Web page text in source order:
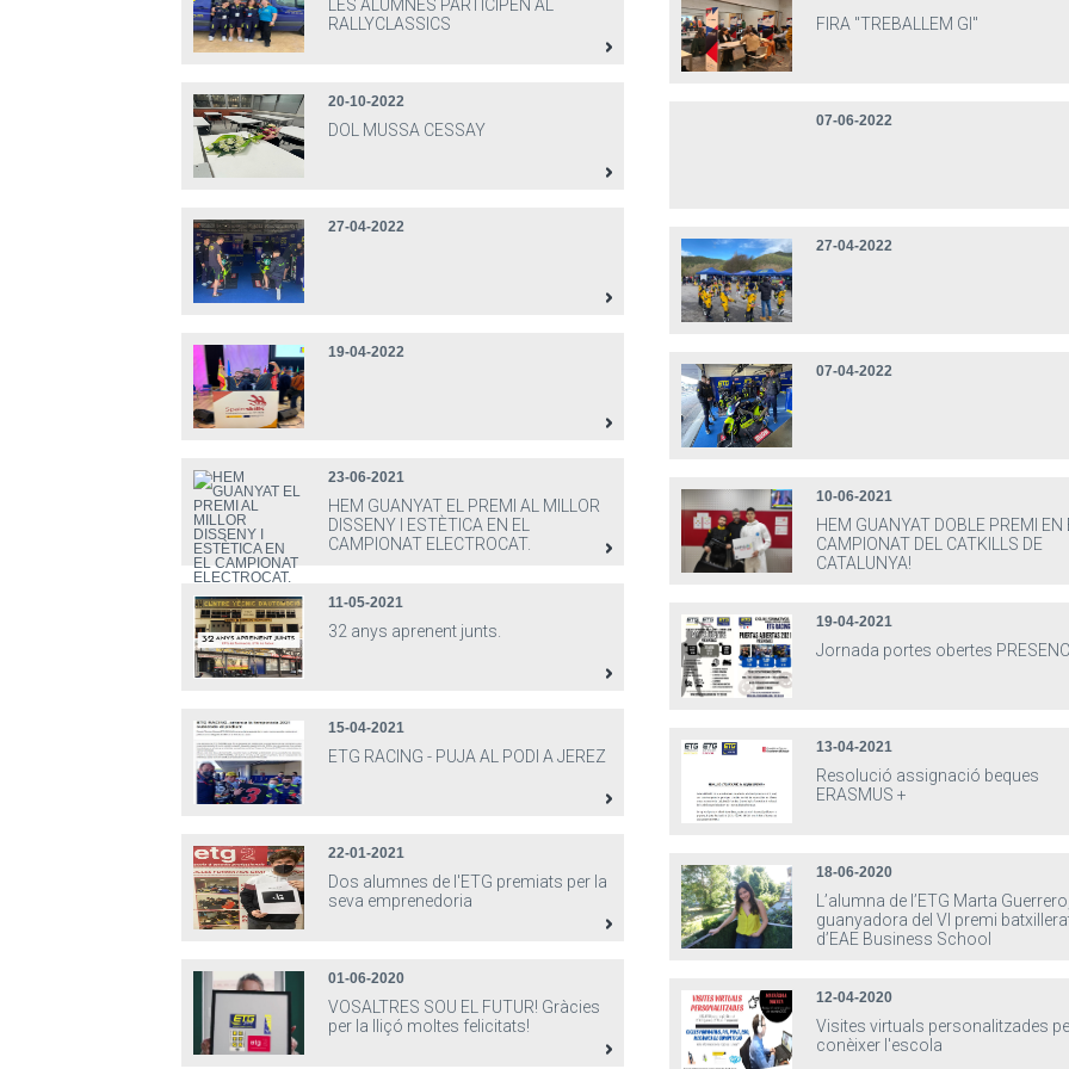
LES ALUMNES PARTICIPEN AL
RALLYCLASSICS
FIRA "TREBALLEM GI"
20-10-2022
DOL MUSSA CESSAY 07-06-2022
27-04-2022
27-04-2022
19-04-2022
07-04-2022
23-06-2021
HEM GUANYAT EL PREMI AL MILLOR
DISSENY I ESTÈTICA EN EL
CAMPIONAT ELECTROCAT.
10-06-2021
HEM GUANYAT DOBLE PREMI EN
CAMPIONAT DEL CATKILLS DE
CATALUNYA!
11-05-2021
32 anys aprenent junts. 19-04-2021
Jornada portes obertes
15-04-2021
ETG RACING - PUJA AL PODI A JEREZ 13-04-2021
Resolució assignació beques
ERASMUS +
22-01-2021
Dos alumnes de l'ETG premiats per la
seva emprenedoria
18-06-2020
L’alumna de l’ETG Marta
guanyadora del VI premi
d’EAE Business School
01-06-2020
VOSALTRES SOU EL FUTUR! Gràcies
per la lliçó moltes felicitats!
12-04-2020
Visites virtuals personalitzades
conèixer l'escola